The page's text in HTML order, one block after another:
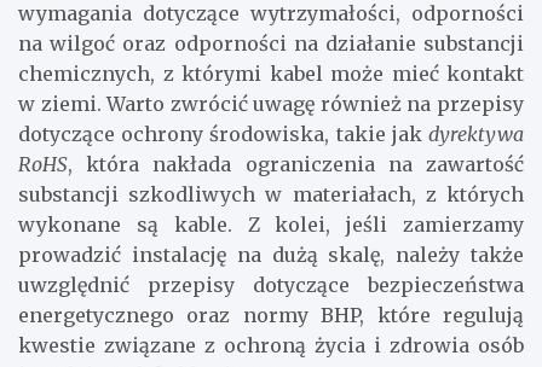
wymagania dotyczące wytrzymałości, odporności
na wilgoć oraz odporności na działanie substancji
chemicznych, z którymi kabel może mieć kontakt
w ziemi. Warto zwrócić uwagę również na przepisy
dotyczące ochrony środowiska, takie jak dyrektywa
RoHS, która nakłada ograniczenia na zawartość
substancji szkodliwych w materiałach, z których
wykonane są kable. Z kolei, jeśli zamierzamy
prowadzić instalację na dużą skalę, należy także
uwzględnić przepisy dotyczące bezpieczeństwa
energetycznego oraz normy BHP, które regulują
kwestie związane z ochroną życia i zdrowia osób